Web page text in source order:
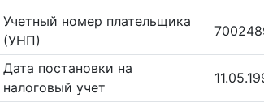
Учетный номер плательщика
(УНП)
Дата постановки на
налоговый учет